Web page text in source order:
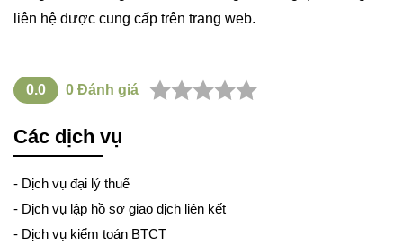
liên hệ được cung cấp trên trang web.
0.0 0 Đánh giá
Các dịch vụ
- Dịch vụ đại lý thuế
- Dịch vụ lập hồ sơ giao dịch liên kết
- Dịch vụ kiểm toán BTCT